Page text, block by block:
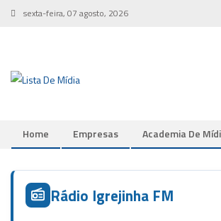
Skip to content
sexta-feira, 07 agosto, 2026
Home Empresas Academia De
Rádio Igrejinha FM